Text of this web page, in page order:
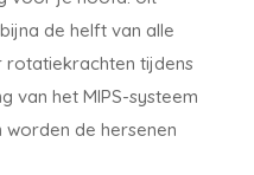
de helft van alle
tijdens
van het MIPS-systeem
de hersenen